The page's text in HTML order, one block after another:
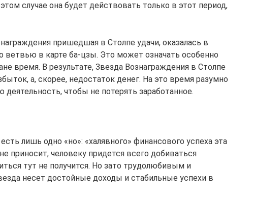
случае она будет действовать только в этот период,
пришедшая в Столпе удачи, оказалась в
ветвью в карте ба-цзы. Это может означать особенно
время. В результате, Звезда Вознаграждения в Столпе
а, скорее, недостаток денег. На это время разумно
чтобы не потерять заработанное.
лишь одно «но»: «халявного» финансового успеха эта
приносит, человеку придется всего добиваться
тут не получится. Но зато трудолюбивым и
несет достойные доходы и стабильные успехи в